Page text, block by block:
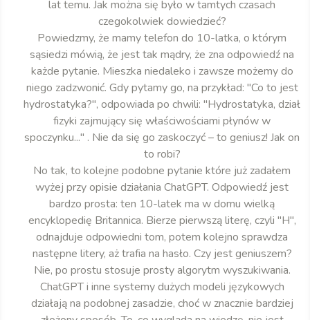
lat temu. Jak można się było w tamtych czasach
czegokolwiek dowiedzieć?
Powiedzmy, że mamy telefon do 10-latka, o którym
sąsiedzi mówią, że jest tak mądry, że zna odpowiedź na
każde pytanie. Mieszka niedaleko i zawsze możemy do
niego zadzwonić. Gdy pytamy go, na przykład: "Co to jest
hydrostatyka?", odpowiada po chwili: "Hydrostatyka, dział
fizyki zajmujący się właściwościami płynów w
spoczynku..." . Nie da się go zaskoczyć – to geniusz! Jak on
to robi?
No tak, to kolejne podobne pytanie które już zadałem
wyżej przy opisie działania ChatGPT. Odpowiedź jest
bardzo prosta: ten 10-latek ma w domu wielką
encyklopedię Britannica. Bierze pierwszą literę, czyli "H",
odnajduje odpowiedni tom, potem kolejno sprawdza
następne litery, aż trafia na hasło. Czy jest geniuszem?
Nie, po prostu stosuje prosty algorytm wyszukiwania.
ChatGPT i inne systemy dużych modeli językowych
działają na podobnej zasadzie, choć w znacznie bardziej